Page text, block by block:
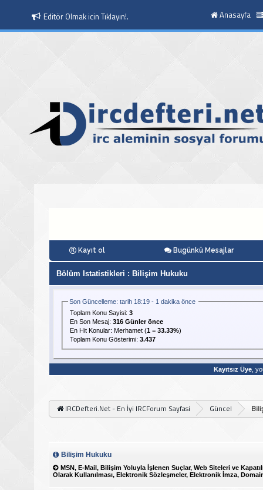
Editör Olmak icin Tıklayın!.
Moderatör Olmak icin Tıklayın!.
Anasayfa
Kayıt ol Bugünkü Mesajlar
Bölüm Istatistikleri : Bilişim Hukuku
Son Güncelleme: tarih 18:19 - 1 dakika önce
Toplam Konu Sayisi: 3
En Son Mesaj: 316 Günler önce
En Hit Konular: Merhamet (1 = 33.33%)
Toplam Konu Gösterimi: 3.437
Kayıtsız Üye,
IRCDefteri.Net - En İyi IRCForum Sayfasi Güncel
Bilişim Hukuku
MSN, E-Mail, Bilişim Yoluyla İşlenen Suçlar, Web Siteleri ve
Olarak Kullanılması, Elektronik Sözleşmeler, Elektronik İmza,